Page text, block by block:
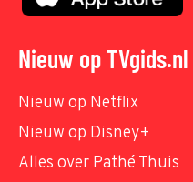
Nieuw op TVgids.nl
Nieuw op Netflix
Nieuw op Disney+
Alles over Pathé Thuis